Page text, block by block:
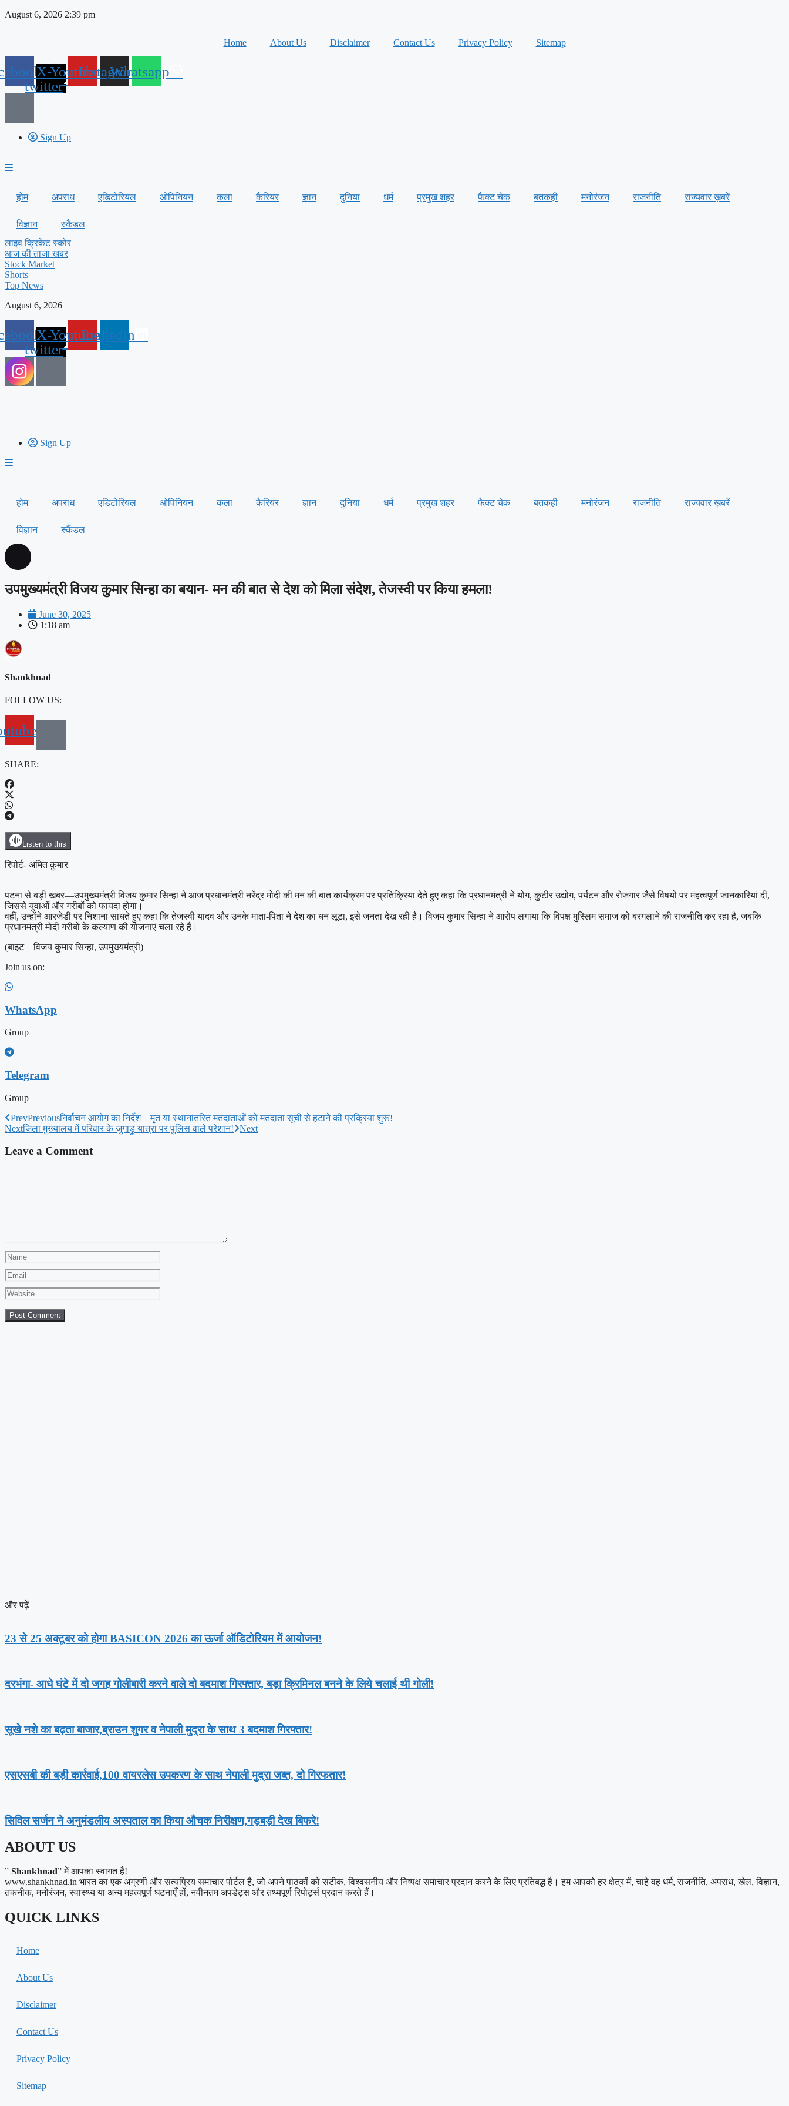
Skip
August 6, 2026 2:39 pm
Home About Us Disclaimer Contact Us Privacy Policy Sitemap
X-
twitter
YoutubeInstagramWhatsapp
Sign Up
होम अपराध एडिटोरियल ओपिनियन कला कैरियर ज्ञान दुनिया धर्म प्रमुख शहर फैक्ट चेक बतकही मनोरंजन राजनीति राज्यवार ख़बरें
विज्ञान
स्कैंडल
लाइव क्रिकेट स्कोर
आज की ताजा खबर
Stock Market
Shorts
Top News
August 6, 2026
X-
twitter
YoutubeLinkedin
Sign Up
होम अपराध एडिटोरियल ओपिनियन कला कैरियर ज्ञान दुनिया धर्म प्रमुख शहर फैक्ट चेक बतकही मनोरंजन राजनीति राज्यवार ख़बरें
विज्ञान स्कैंडल
उपमुख्यमंत्री विजय कुमार सिन्हा का बयान- मन की बात से देश को मिला संदेश, तेजस्वी पर किया हमला!
June 30, 2025
1:18 am
Shankhnad
FOLLOW US:
SHARE:
Listen to this
रिपोर्ट- अमित कुमार
पटना से बड़ी खबर—उपमुख्यमंत्री विजय कुमार सिन्हा ने आज प्रधानमंत्री नरेंद्र मोदी की मन की बात कार्यक्रम पर प्रतिक्रिया देते हुए कहा कि प्रधानमंत्री ने योग, कुटीर उद्योग, पर्यटन और रोजगार जैसे विषयों पर महत्वपूर्ण जानकारियां दीं,
जिससे युवाओं और गरीबों को फायदा होगा।
वहीं, उन्होंने आरजेडी पर निशाना साधते हुए कहा कि तेजस्वी यादव और उनके माता-पिता ने देश का धन लूटा, इसे जनता देख रही है। विजय कुमार सिन्हा ने आरोप लगाया कि विपक्ष मुस्लिम समाज को बरगलाने की राजनीति कर रहा है, जबकि
प्रधानमंत्री मोदी गरीबों के कल्याण की योजनाएं चला रहे हैं।
(बाइट – विजय कुमार सिन्हा, उपमुख्यमंत्री)
Join us on:
WhatsApp
Group
Telegram
Group
PrevPreviousनिर्वाचन आयोग का निर्देश – मृत या स्थानांतरित मतदाताओं को मतदाता सूची से हटाने की प्रक्रिया शुरू!
Nextजिला मुख्यालय में परिवार के जुगाड़ू यात्रा पर पुलिस वाले परेशान! Next
Leave a Comment
Name
Email
Website
और पढ़ें
23 से 25 अक्टूबर को होगा BASICON 2026 का ऊर्जा ऑडिटोरियम में आयोजन!
दरभंगा- आधे घंटे में दो जगह गोलीबारी करने वाले दो बदमाश गिरफ्तार, बड़ा क्रिमिनल बनने के लिये चलाई थी गोली!
सूखे नशे का बढ़ता बाजार,ब्राउन शुगर व नेपाली मुद्रा के साथ 3 बदमाश गिरफ्तार!
एसएसबी की बड़ी कार्रवाई,100 वायरलेस उपकरण के साथ नेपाली मुद्रा जब्त, दो गिरफतार!
सिविल सर्जन ने अनुमंडलीय अस्पताल का किया औचक निरीक्षण,गड़बड़ी देख बिफरे!
ABOUT US
” Shankhnad” में आपका स्वागत है!
www.shankhnad.in भारत का एक अग्रणी और सत्यप्रिय समाचार पोर्टल है, जो अपने पाठकों को सटीक, विश्वसनीय और निष्पक्ष समाचार प्रदान करने के लिए प्रतिबद्ध है। हम आपको हर क्षेत्र में, चाहे वह धर्म, राजनीति, अपराध, खेल, विज्ञान,
तकनीक, मनोरंजन, स्वास्थ्य या अन्य महत्वपूर्ण घटनाएँ हों, नवीनतम अपडेट्स और तथ्यपूर्ण रिपोर्ट्स प्रदान करते हैं।
QUICK LINKS
Home
About Us
Disclaimer
Contact Us
Privacy Policy
Sitemap